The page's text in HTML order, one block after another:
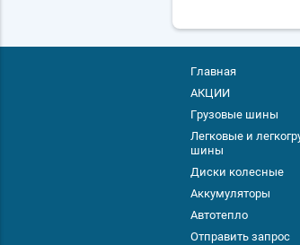
Главная
АКЦИИ
Грузовые шины
Легковые и
шины
Диски колесные
Аккумуляторы
Автотепло
Отправить запрос